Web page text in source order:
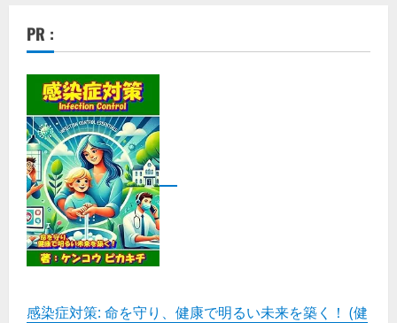
PR :
感染症対策: 命を守り、健康で明るい未来を築く！ (健